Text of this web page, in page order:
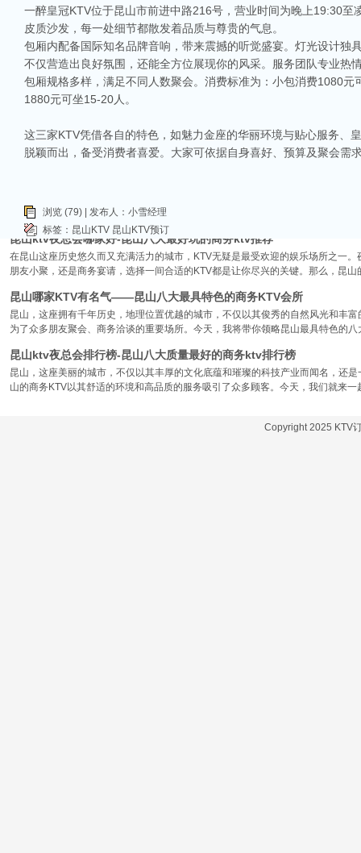
相关推荐
昆山ktv夜场哪里好玩-昆山八大便宜好玩的商务ktv会所排名
昆山天外天KTV以其优雅的环境和周到的服务著称。这里不仅拥有现代的音响设
响，给你带来无与伦比的视听享受。这里还提供多种酒水和小吃，确保你和朋友
昆山ktv哪个比较好-昆山八大比较好的ktv娱乐会所推荐
让我们一起来看看，昆山有哪些比较好的KTV娱乐会所，给你带来无与伦比的唱歌
KTV排名，带你领略一下这其中的魅力！
昆山ktv夜总会哪家好-昆山八大最好玩的商务ktv推荐
在昆山这座历史悠久而又充满活力的城市，KTV无疑是最受欢迎的娱乐场所之一
朋友小聚，还是商务宴请，选择一间合适的KTV都是让你尽兴的关键。那么，昆
昆山哪家KTV有名气——昆山八大最具特色的商务KTV会所
昆山，这座拥有千年历史，地理位置优越的城市，不仅以其俊秀的自然风光和丰
为了众多朋友聚会、商务洽谈的重要场所。今天，我将带你领略昆山最具特色的
昆山ktv夜总会排行榜-昆山八大质量最好的商务ktv排行榜
昆山，这座美丽的城市，不仅以其丰厚的文化底蕴和璀璨的科技产业而闻名，还
山的商务KTV以其舒适的环境和高品质的服务吸引了众多顾客。今天，我们就来
一醉皇冠KTV位于昆山市前进中路216号，营业时间为晚上19:30
皮质沙发，每一处细节都散发着品质与尊贵的气息。
包厢内配备国际知名品牌音响，带来震撼的听觉盛宴。灯光设计
不仅营造出良好氛围，还能全方位展现你的风采。服务团队专业
包厢规格多样，满足不同人数聚会。消费标准为：小包消费1080
1880元可坐15-20人。
这三家KTV凭借各自的特色，如魅力金座的华丽环境与贴心服务、
脱颖而出，备受消费者喜爱。大家可依据自身喜好、预算及聚会需
浏览 (79) | 发布人：小雪经理
标签： 昆山KTV 昆山KTV预订
Copyright 2025 KTV